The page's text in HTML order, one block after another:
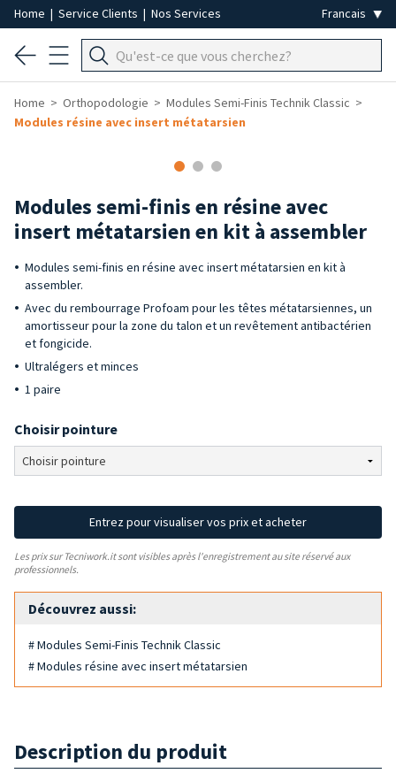
Home | Service Clients | Nos Services
Home Orthopodologie
Modules Semi-Finis Technik Classic
Modules résine avec insert métatarsien
Modules semi-finis en résine avec
insert métatarsien en kit à assembler
Modules semi-finis en résine avec insert métatarsien en kit à
assembler.
Avec du rembourrage Profoam pour les têtes métatarsiennes, un
amortisseur pour la zone du talon et un revêtement antibactérien
et fongicide.
Ultralégers et minces
1 paire
Choisir pointure
Entrez pour visualiser vos prix et acheter
Les prix sur Tecniwork.it sont visibles après l'enregistrement au site réservé aux
professionnels.
Découvrez aussi:
# Modules Semi-Finis Technik Classic
# Modules résine avec insert métatarsien
Description du produit